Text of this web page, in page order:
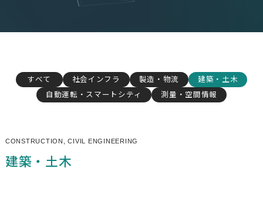
すべて 社会インフラ 製造・物流
建築​・土木
自動運転・スマートシティ
測量・空間情報
CONSTRUCTION, CIVIL ENGINEERING
建築​・土木